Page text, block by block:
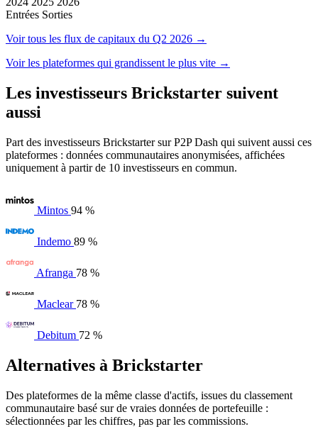
Entrées Sorties
Voir tous les flux de capitaux du Q2 2026 →
Voir les plateformes qui grandissent le plus vite →
Les investisseurs Brickstarter suivent
aussi
Part des investisseurs Brickstarter sur P2P Dash qui suivent aussi ces
plateformes : données communautaires anonymisées, affichées
uniquement à partir de 10 investisseurs en commun.
Mintos 94 %
Indemo 89 %
Afranga 78 %
Maclear 78 %
Debitum 72 %
Alternatives à Brickstarter
Des plateformes de la même classe d'actifs, issues du classement
communautaire basé sur de vraies données de portefeuille :
sélectionnées par les chiffres, pas par les commissions.